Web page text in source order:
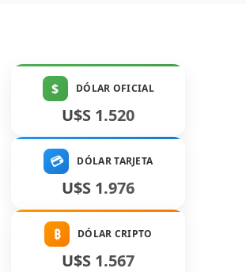
$ DÓLAR OFICIAL
U$S 1.520
💳 DÓLAR TARJETA
U$S 1.976
₿ DÓLAR CRIPTO
U$S 1.567